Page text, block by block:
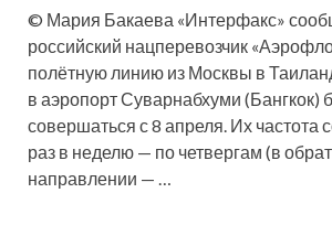
© Мария Бакаева «Интерфакс»
российский нацперевозчик
полётную линию из Москвы в
в аэропорт Суварнабхуми (Бангкок)
совершаться с 8 апреля. Их частота
раз в неделю — по четвергам (в
направлении — …